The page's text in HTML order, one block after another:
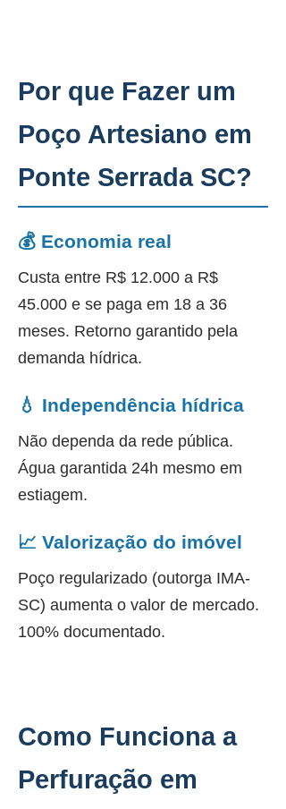
Por que Fazer um
Poço Artesiano em
Ponte Serrada SC?
💰 Economia real
Custa entre R$ 12.000 a R$
45.000 e se paga em 18 a 36
meses. Retorno garantido pela
demanda hídrica.
💧 Independência hídrica
Não dependa da rede pública.
Água garantida 24h mesmo em
estiagem.
📈 Valorização do imóvel
Poço regularizado (outorga IMA-
SC) aumenta o valor de mercado.
100% documentado.
Como Funciona a
Perfuração em